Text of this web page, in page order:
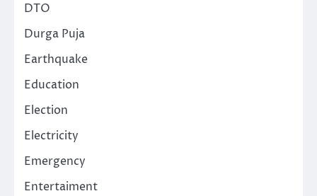
DTO
Durga Puja
Earthquake
Education
Election
Electricity
Emergency
Entertaiment